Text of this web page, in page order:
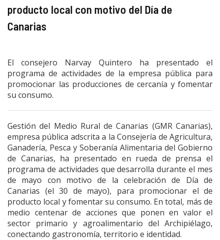
producto local con motivo del Día de
Canarias
El consejero Narvay Quintero ha presentado el
programa de actividades de la empresa pública para
promocionar las producciones de cercanía y fomentar
su consumo.
Gestión del Medio Rural de Canarias (GMR Canarias),
empresa pública adscrita a la Consejería de Agricultura,
Ganadería, Pesca y Soberanía Alimentaria del Gobierno
de Canarias, ha presentado en rueda de prensa el
programa de actividades que desarrolla durante el mes
de mayo con motivo de la celebración de Día de
Canarias (el 30 de mayo), para promocionar el de
producto local y fomentar su consumo. En total, más de
medio centenar de acciones que ponen en valor el
sector primario y agroalimentario del Archipiélago,
conectando gastronomía, territorio e identidad.